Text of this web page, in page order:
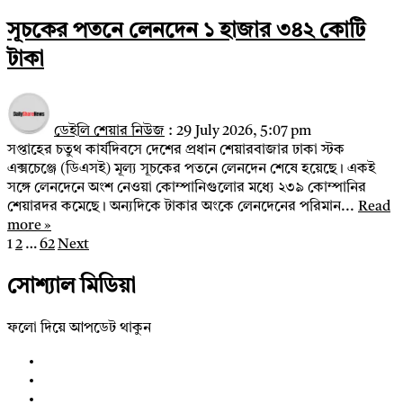
সূচকের পতনে লেনদেন ১ হাজার ৩৪২ কোটি
টাকা
ডেইলি শেয়ার নিউজ : 29 July 2026, 5:07 pm
সপ্তাহের চতুথ কার্যদিবসে দেশের প্রধান শেয়ারবাজার ঢাকা স্টক
এক্সচেঞ্জে (ডিএসই) মূল্য সূচকের পতনে লেনদেন শেষে হয়েছে। একই
সঙ্গে লেনদেনে অংশ নেওয়া কোম্পানিগুলোর মধ্যে ২৩৯ কোম্পানির
শেয়ারদর কমেছে। অন্যদিকে টাকার অংকে লেনদেনের পরিমান... Read
more »
Posts
pagination
12 …62Next
সোশ্যাল মিডিয়া
ফলো দিয়ে আপডেট থাকুন